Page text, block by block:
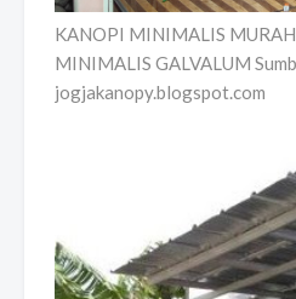
KANOPI MINIMALIS
MINIMALIS GALVALUM
jogjakanopy.blogspot.com